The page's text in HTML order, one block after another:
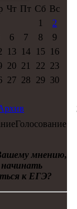
Чт Пт Сб Вс
1
2
6 7 8
9
13 14 15
16
20 21 22 23
27 28 29 30
Голосование
мнению,
начинать
к ЕГЭ?